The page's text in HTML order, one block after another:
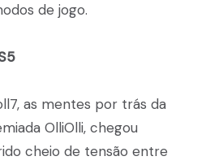
de jogo.
as mentes por trás da
OlliOlli, chegou
cheio de tensão entre